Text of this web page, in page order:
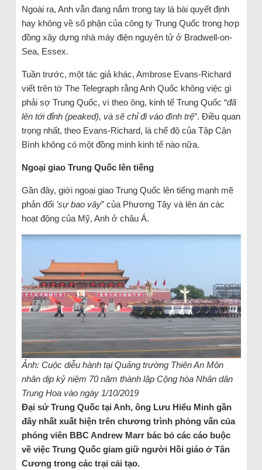
Ngoài ra, Anh vẫn đang nắm trong tay lá bài quyết định
hay không về số phận của công ty Trung Quốc trong hợp
đồng xây dựng nhà máy điện nguyên tử ở Bradwell-on-
Sea, Essex.
Tuần trước, một tác giả khác, Ambrose Evans-Richard
viết trên tờ The Telegraph rằng Anh Quốc không việc gì
phải sợ Trung Quốc, vì theo ông, kinh tế Trung Quốc “đã
lên tới đỉnh (peaked), và sẽ chỉ đi vào đình trệ”. Điều quan
trọng nhất, theo Evans-Richard, là chế độ của Tập Cận
Bình không có một đồng minh kinh tế nào nữa.
Ngoại giao Trung Quốc lên tiếng
Gần đây, giới ngoại giao Trung Quốc lên tiếng mạnh mẽ
phản đối ’sự bao vây” của Phương Tây và lên án các
hoạt động của Mỹ, Anh ở châu Á.
Ảnh: Cuộc diễu hành tại Quảng trường Thiên An Môn
nhân dịp kỷ niệm 70 năm thành lập Cộng hòa Nhân dân
Trung Hoa vào ngày 1/10/2019
Đại sứ Trung Quốc tại Anh, ông Lưu Hiểu Minh gần
đây nhất xuất hiện trên chương trình phỏng vấn của
phóng viên BBC Andrew Marr bác bỏ các cáo buộc
về việc Trung Quốc giam giữ người Hồi giáo ở Tân
Cương trong các trại cải tạo.